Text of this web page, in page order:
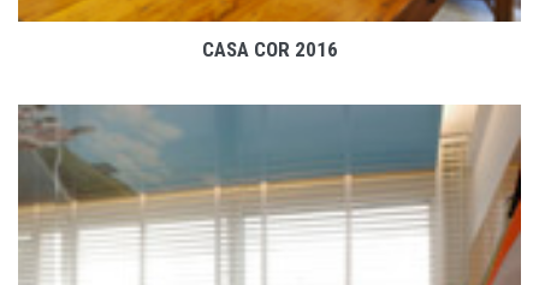
CASA COR 2016